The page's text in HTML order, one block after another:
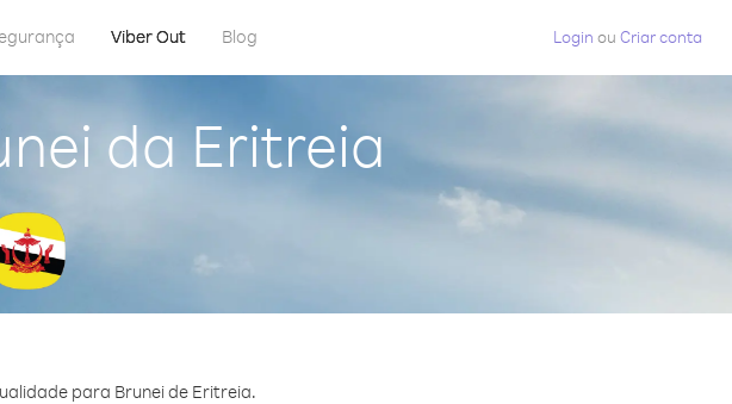
Viber Out Blog Login ou Criar conta
da Eritreia
para Brunei de Eritreia.